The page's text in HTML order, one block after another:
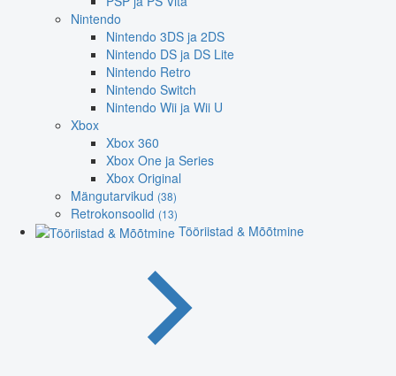
Nintendo
Nintendo 3DS ja 2DS
Nintendo DS ja DS Lite
Nintendo Retro
Nintendo Switch
Nintendo Wii ja Wii U
Xbox
Xbox 360
Xbox One ja Series
Xbox Original
Mängutarvikud (38)
Retrokonsoolid (13)
Tööriistad & Mõõtmine